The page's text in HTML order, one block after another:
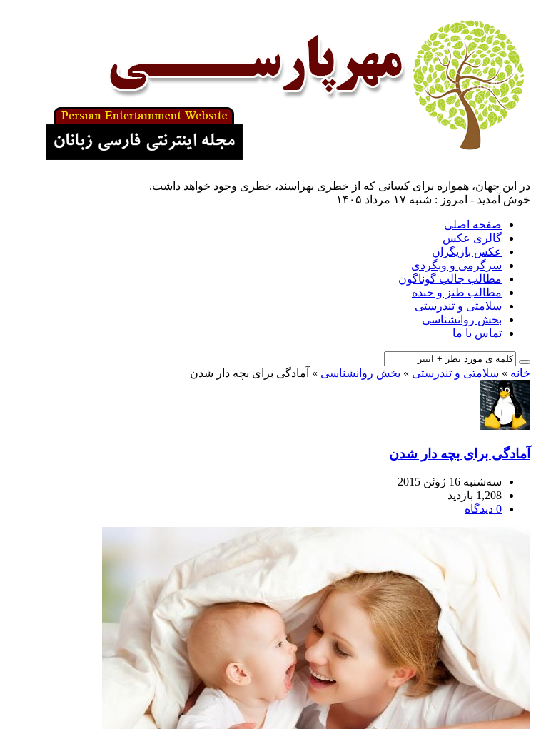
در این جهان، همواره برای كسانی كه از خطری بهراسند، خطری وجود خواهد داشت.
خوش آمدید - امروز : شنبه ۱۷ مرداد ۱۴۰۵
صفحه اصلی
گالری عکس
عکس بازیگران
سرگرمی و وبگردی
مطالب جالب گوناگون
مطالب طنز و خنده
سلامتی و تندرستی
بخش روانشناسی
تماس با ما
خانه » سلامتی و تندرستی » بخش روانشناسی » آمادگی برای بچه دار شدن
آمادگی برای بچه دار شدن
سه‌شنبه 16 ژوئن 2015
1,208 بازدید
0 دیدگاه